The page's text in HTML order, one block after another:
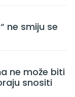
ne smiju se
ne može biti
snositi